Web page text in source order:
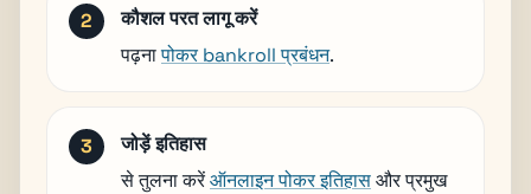
कौशल परत लागू करें
पढ़नापोकर bankroll प्रबंधन.
जोड़ें इतिहास
से तुलना करेंऑनलाइन पोकर इतिहासऔर प्रमुख